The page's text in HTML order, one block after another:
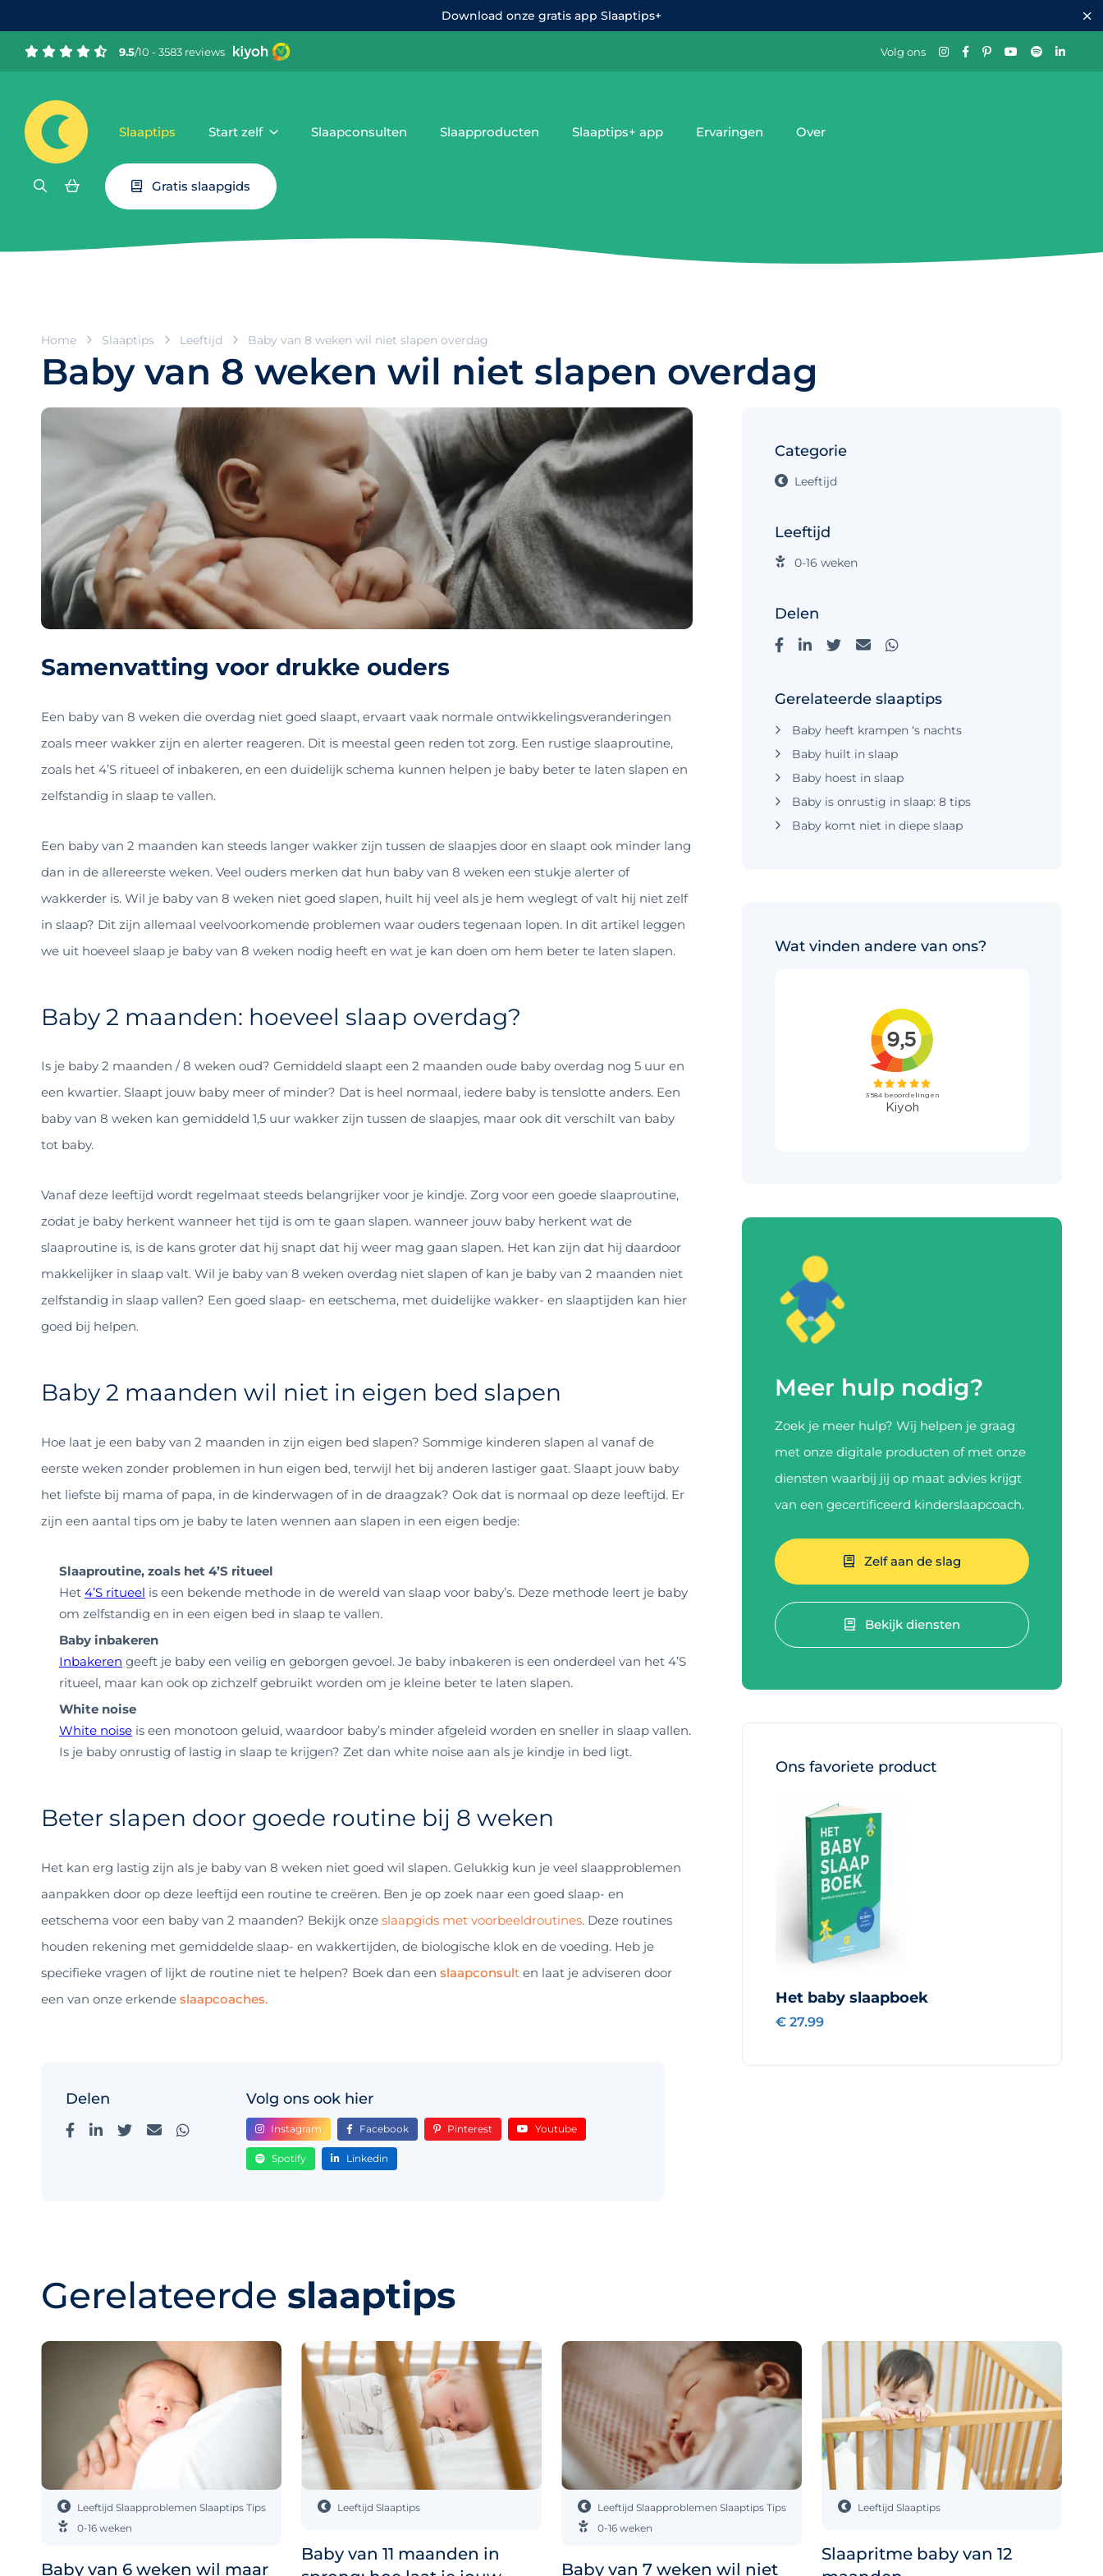
Download onze gratis app Slaaptips+
9.5/10 - 3583 reviews Volg ons
Slaaptips Start zelf Slaapconsulten Slaapproducten Slaaptips+ app Ervaringen Over
Gratis slaapgids
Home Slaaptips Leeftijd Baby van 8 weken wil niet slapen overdag
Baby van 8 weken wil niet slapen overdag
Samenvatting voor drukke ouders
Een baby van 8 weken die overdag niet goed slaapt, ervaart vaak normale ontwikkelingsveranderingen
zoals meer wakker zijn en alerter reageren. Dit is meestal geen reden tot zorg. Een rustige slaaproutine,
zoals het 4’S ritueel of inbakeren, en een duidelijk schema kunnen helpen je baby beter te laten slapen en
zelfstandig in slaap te vallen.
Een baby van 2 maanden kan steeds langer wakker zijn tussen de slaapjes door en slaapt ook minder lang
dan in de allereerste weken. Veel ouders merken dat hun baby van 8 weken een stukje alerter of
wakkerder is. Wil je baby van 8 weken niet goed slapen, huilt hij veel als je hem weglegt of valt hij niet zelf
in slaap? Dit zijn allemaal veelvoorkomende problemen waar ouders tegenaan lopen. In dit artikel leggen
we uit hoeveel slaap je baby van 8 weken nodig heeft en wat je kan doen om hem beter te laten slapen.
Baby 2 maanden: hoeveel slaap overdag?
Is je baby 2 maanden / 8 weken oud? Gemiddeld slaapt een 2 maanden oude baby overdag nog 5 uur en
een kwartier. Slaapt jouw baby meer of minder? Dat is heel normaal, iedere baby is tenslotte anders. Een
baby van 8 weken kan gemiddeld 1,5 uur wakker zijn tussen de slaapjes, maar ook dit verschilt van baby
tot baby.
Vanaf deze leeftijd wordt regelmaat steeds belangrijker voor je kindje. Zorg voor een goede slaaproutine,
zodat je baby herkent wanneer het tijd is om te gaan slapen. wanneer jouw baby herkent wat de
slaaproutine is, is de kans groter dat hij snapt dat hij weer mag gaan slapen. Het kan zijn dat hij daardoor
makkelijker in slaap valt. Wil je baby van 8 weken overdag niet slapen of kan je baby van 2 maanden niet
zelfstandig in slaap vallen? Een goed slaap- en eetschema, met duidelijke wakker- en slaaptijden kan hier
goed bij helpen.
Baby 2 maanden wil niet in eigen bed slapen
Hoe laat je een baby van 2 maanden in zijn eigen bed slapen? Sommige kinderen slapen al vanaf de
eerste weken zonder problemen in hun eigen bed, terwijl het bij anderen lastiger gaat. Slaapt jouw baby
het liefste bij mama of papa, in de kinderwagen of in de draagzak? Ook dat is normaal op deze leeftijd. Er
zijn een aantal tips om je baby te laten wennen aan slapen in een eigen bedje:
Slaaproutine, zoals het 4’S ritueel
Het 4’S ritueel is een bekende methode in de wereld van slaap voor baby’s. Deze methode leert je baby
om zelfstandig en in een eigen bed in slaap te vallen.
Baby inbakeren
Inbakeren geeft je baby een veilig en geborgen gevoel. Je baby inbakeren is een onderdeel van het 4’S
ritueel, maar kan ook op zichzelf gebruikt worden om je kleine beter te laten slapen.
White noise
White noise is een monotoon geluid, waardoor baby’s minder afgeleid worden en sneller in slaap vallen.
Is je baby onrustig of lastig in slaap te krijgen? Zet dan white noise aan als je kindje in bed ligt.
Beter slapen door goede routine bij 8 weken
Het kan erg lastig zijn als je baby van 8 weken niet goed wil slapen. Gelukkig kun je veel slaapproblemen
aanpakken door op deze leeftijd een routine te creëren. Ben je op zoek naar een goed slaap- en
eetschema voor een baby van 2 maanden? Bekijk onze slaapgids met voorbeeldroutines. Deze routines
houden rekening met gemiddelde slaap- en wakkertijden, de biologische klok en de voeding. Heb je
specifieke vragen of lijkt de routine niet te helpen? Boek dan een slaapconsult en laat je adviseren door
een van onze erkende slaapcoaches.
Delen Volg ons ook hier
Instagram Facebook Pinterest Youtube
Spotify Linkedin
Categorie
Leeftijd
Leeftijd
0-16 weken
Delen
Gerelateerde slaaptips
Baby heeft krampen ‘s nachts
Baby huilt in slaap
Baby hoest in slaap
Baby is onrustig in slaap: 8 tips
Baby komt niet in diepe slaap
Wat vinden andere van ons?
Meer hulp nodig?
Zoek je meer hulp? Wij helpen je graag
met onze digitale producten of met onze
diensten waarbij jij op maat advies krijgt
van een gecertificeerd kinderslaapcoach.
Zelf aan de slag
Bekijk diensten
Ons favoriete product
Het baby slaapboek
€ 27.99
Gerelateerde slaaptips
Baby van 6 weken wil maar
Leeftijd Slaapproblemen Slaaptips Tips
0-16 weken
Baby van 11 maanden in
Leeftijd Slaaptips
Baby van 7 weken wil niet
Leeftijd Slaapproblemen Slaaptips Tips
0-16 weken
Slaapritme baby van 12
Leeftijd Slaaptips